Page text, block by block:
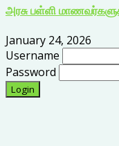
அரசு பள்ளி
January 24, 2026
Username
Password